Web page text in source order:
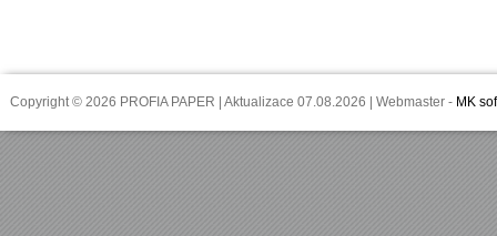
Copyright © 2026 PROFIA PAPER | Aktualizace 07.08.2026 | Webmaster - MK